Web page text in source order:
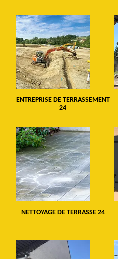
ENTREPRISE DE TERRASSEMENT
24
NETTOYAGE DE TERRASSE 24